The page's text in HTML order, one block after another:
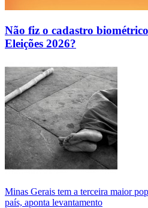
Não fiz o cadastro
Eleições 2026?
Minas Gerais tem a terceira maior
país, aponta levantamento